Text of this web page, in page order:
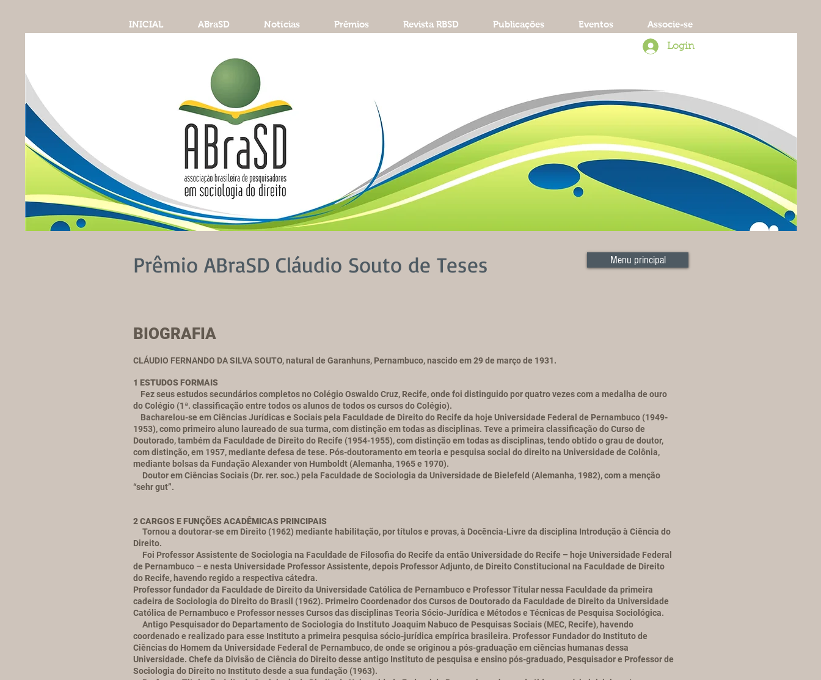
INICIAL ABraSD Notícias Prêmios Revista RBSD Publicações Eventos Associe-se
Login
Prêmio ABraSD Cláudio Souto de Teses Menu principal
BIOGRAFIA
CLÁUDIO FERNANDO DA SILVA SOUTO, natural de Garanhuns, Pernambuco, nascido em 29 de março de 1931.
1 ESTUDOS FORMAIS
Fez seus estudos secundários completos no Colégio Oswaldo Cruz, Recife, onde foi distinguido por quatro vezes com a medalha de ouro
do Colégio (1ª. classificação entre todos os alunos de todos os cursos do Colégio).
Bacharelou-se em Ciências Jurídicas e Sociais pela Faculdade de Direito do Recife da hoje Universidade Federal de Pernambuco (1949-
1953), como primeiro aluno laureado de sua turma, com distinção em todas as disciplinas. Teve a primeira classificação do Curso de
Doutorado, também da Faculdade de Direito do Recife (1954-1955), com distinção em todas as disciplinas, tendo obtido o grau de doutor,
com distinção, em 1957, mediante defesa de tese. Pós-doutoramento em teoria e pesquisa social do direito na Universidade de Colônia,
mediante bolsas da Fundação Alexander von Humboldt (Alemanha, 1965 e 1970).
Doutor em Ciências Sociais (Dr. rer. soc.) pela Faculdade de Sociologia da Universidade de Bielefeld (Alemanha, 1982), com a menção
“sehr gut”.
2 CARGOS E FUNÇÕES ACADÊMICAS PRINCIPAIS
Tornou a doutorar-se em Direito (1962) mediante habilitação, por títulos e provas, à Docência-Livre da disciplina Introdução à Ciência do
Direito.
Foi Professor Assistente de Sociologia na Faculdade de Filosofia do Recife da então Universidade do Recife – hoje Universidade Federal
de Pernambuco – e nesta Universidade Professor Assistente, depois Professor Adjunto, de Direito Constitucional na Faculdade de Direito
do Recife, havendo regido a respectiva cátedra.
Professor fundador da Faculdade de Direito da Universidade Católica de Pernambuco e Professor Titular nessa Faculdade da primeira
cadeira de Sociologia do Direito do Brasil (1962). Primeiro Coordenador dos Cursos de Doutorado da Faculdade de Direito da Universidade
Católica de Pernambuco e Professor nesses Cursos das disciplinas Teoria Sócio-Jurídica e Métodos e Técnicas de Pesquisa Sociológica.
Antigo Pesquisador do Departamento de Sociologia do Instituto Joaquim Nabuco de Pesquisas Sociais (MEC, Recife), havendo
coordenado e realizado para esse Instituto a primeira pesquisa sócio-jurídica empírica brasileira. Professor Fundador do Instituto de
Ciências do Homem da Universidade Federal de Pernambuco, de onde se originou a pós-graduação em ciências humanas dessa
Universidade. Chefe da Divisão de Ciência do Direito desse antigo Instituto de pesquisa e ensino pós-graduado, Pesquisador e Professor de
Sociologia do Direito no Instituto desde a sua fundação (1963).